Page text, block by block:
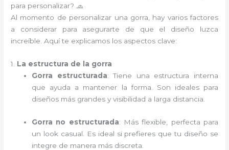
para personalizar? 🧢
Al momento de personalizar una gorra, hay varios factores
a considerar para asegurarte de que el diseño luzca
increíble. Aquí te explicamos los aspectos clave:
1. La estructura de la gorra
Gorra estructurada: Tiene una estructura interna
que ayuda a mantener la forma. Son ideales para
diseños más grandes y visibilidad a larga distancia.
Gorra no estructurada: Más flexible, perfecta para
un look casual. Es ideal si prefieres que tu diseño se
integre de manera más discreta.